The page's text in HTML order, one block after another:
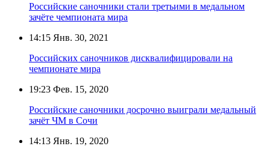
Российские саночники стали третьими в медальном
зачёте чемпионата мира
14:15 Янв. 30, 2021
Российских саночников дисквалифицировали на
чемпионате мира
19:23 Фев. 15, 2020
Российские саночники досрочно выиграли медальный
зачёт ЧМ в Сочи
14:13 Янв. 19, 2020